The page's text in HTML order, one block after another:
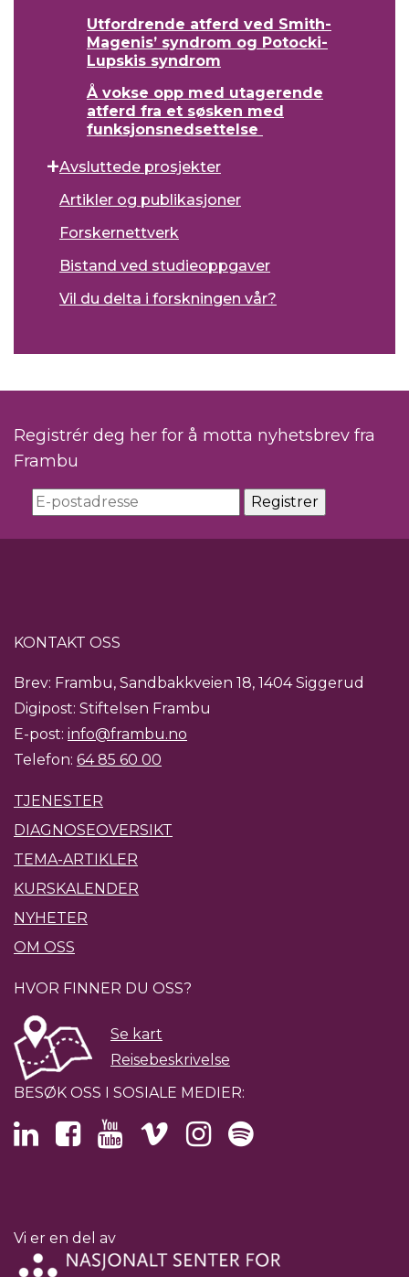
Utfordrende atferd ved Smith-
Magenis’ syndrom og Potocki-
Lupskis syndrom
Å vokse opp med utagerende
atferd fra et søsken med
funksjonsnedsettelse
Avsluttede prosjekter
Artikler og publikasjoner
Forskernettverk
Bistand ved studieoppgaver
Vil du delta i forskningen vår?
Registrér deg her for å motta nyhetsbrev fra
Frambu
KONTAKT OSS
Brev: Frambu, Sandbakkveien 18, 1404 Siggerud
Digipost: Stiftelsen Frambu
E-post: info@frambu.no
Telefon: 64 85 60 00
TJENESTER
DIAGNOSEOVERSIKT
TEMA-ARTIKLER
KURSKALENDER
NYHETER
OM OSS
HVOR FINNER DU OSS?
Se kart
Reisebeskrivelse
BESØK OSS I SOSIALE MEDIER:
Vi er en del av